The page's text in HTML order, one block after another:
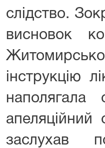
слідство.
висновок
інструкцію
наполягала
апеляційний
заслухав